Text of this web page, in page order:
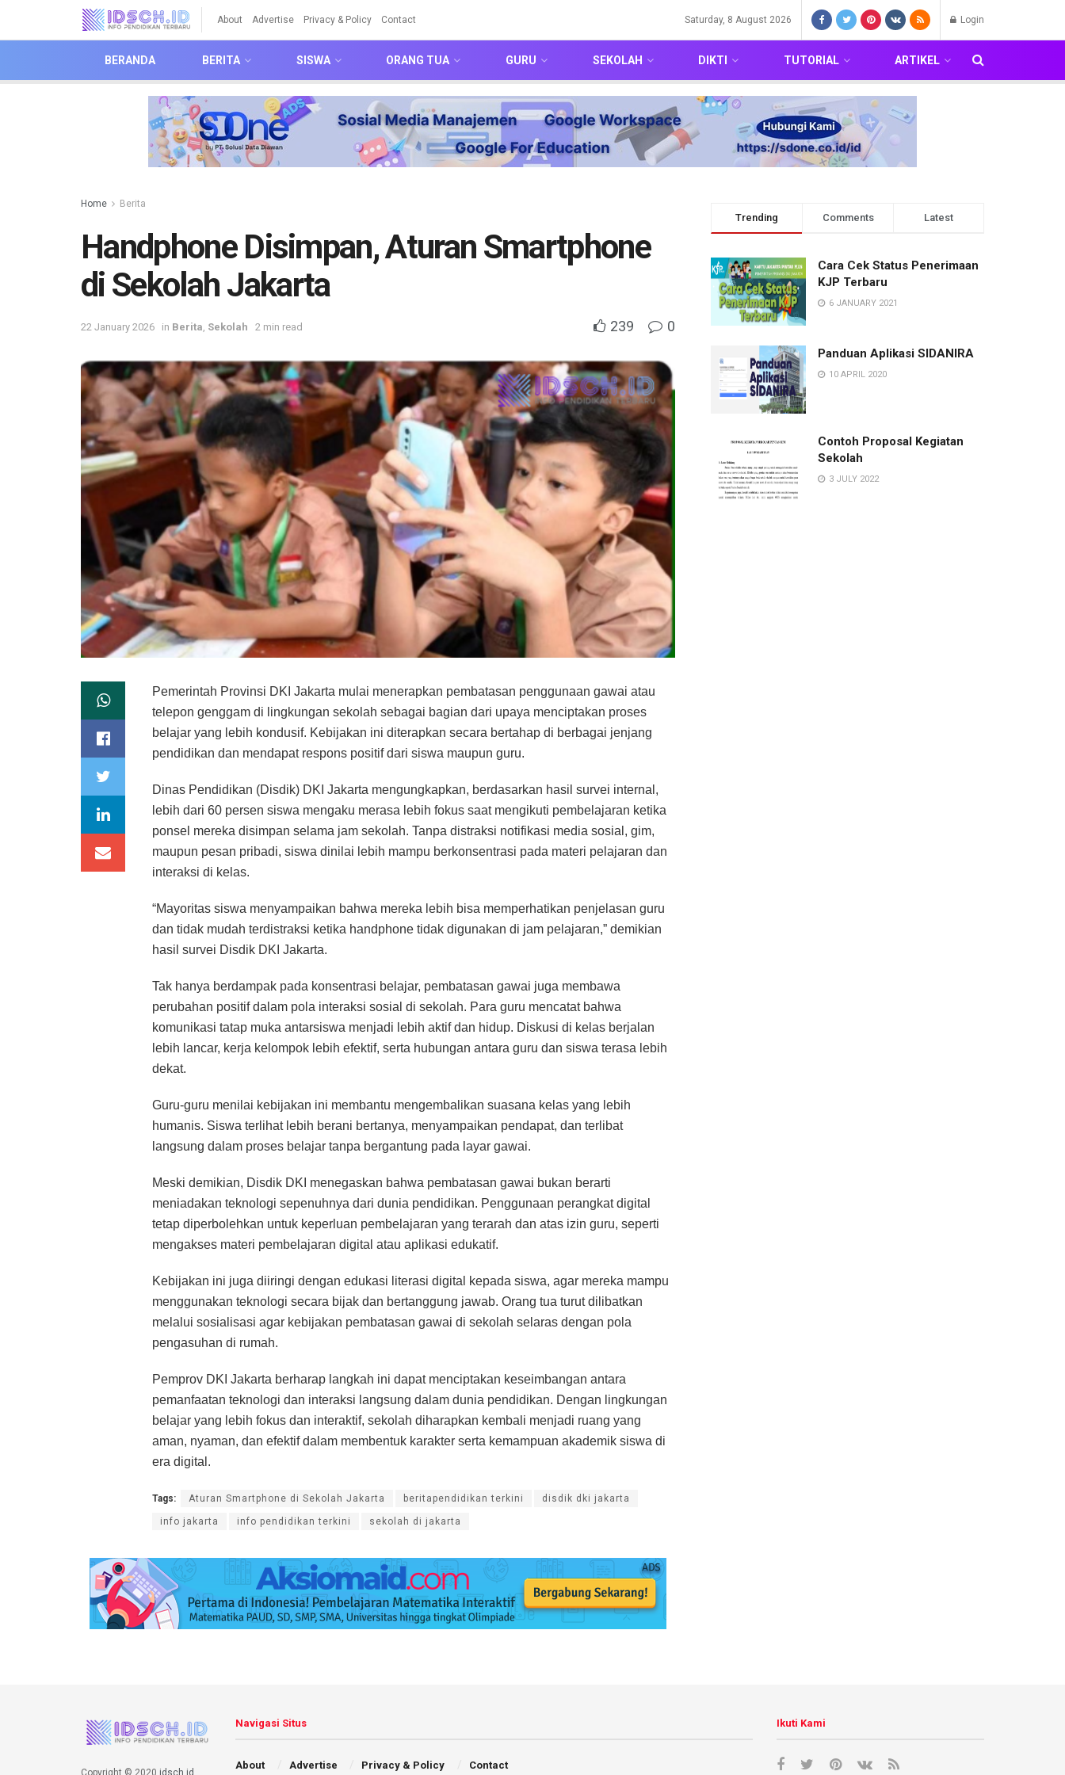
About Advertise Privacy & Policy Contact Saturday, 8 August 2026 Login
BERANDA BERITA SISWA ORANG TUA GURU SEKOLAH DIKTI TUTORIAL ARTIKEL
Home Berita
Handphone Disimpan, Aturan Smartphone
di Sekolah Jakarta
22 January 2026 in Berita Sekolah 2 min read 239 0
Pemerintah Provinsi DKI Jakarta mulai menerapkan pembatasan penggunaan gawai atau
telepon genggam di lingkungan sekolah sebagai bagian dari upaya menciptakan proses
belajar yang lebih kondusif. Kebijakan ini diterapkan secara bertahap di berbagai jenjang
pendidikan dan mendapat respons positif dari siswa maupun guru.
Dinas Pendidikan (Disdik) DKI Jakarta mengungkapkan, berdasarkan hasil survei internal,
lebih dari 60 persen siswa mengaku merasa lebih fokus saat mengikuti pembelajaran ketika
ponsel mereka disimpan selama jam sekolah. Tanpa distraksi notifikasi media sosial, gim,
maupun pesan pribadi, siswa dinilai lebih mampu berkonsentrasi pada materi pelajaran dan
interaksi di kelas.
“Mayoritas siswa menyampaikan bahwa mereka lebih bisa memperhatikan penjelasan guru
dan tidak mudah terdistraksi ketika handphone tidak digunakan di jam pelajaran,” demikian
hasil survei Disdik DKI Jakarta.
Tak hanya berdampak pada konsentrasi belajar, pembatasan gawai juga membawa
perubahan positif dalam pola interaksi sosial di sekolah. Para guru mencatat bahwa
komunikasi tatap muka antarsiswa menjadi lebih aktif dan hidup. Diskusi di kelas berjalan
lebih lancar, kerja kelompok lebih efektif, serta hubungan antara guru dan siswa terasa lebih
dekat.
Guru-guru menilai kebijakan ini membantu mengembalikan suasana kelas yang lebih
humanis. Siswa terlihat lebih berani bertanya, menyampaikan pendapat, dan terlibat
langsung dalam proses belajar tanpa bergantung pada layar gawai.
Meski demikian, Disdik DKI menegaskan bahwa pembatasan gawai bukan berarti
meniadakan teknologi sepenuhnya dari dunia pendidikan. Penggunaan perangkat digital
tetap diperbolehkan untuk keperluan pembelajaran yang terarah dan atas izin guru, seperti
mengakses materi pembelajaran digital atau aplikasi edukatif.
Kebijakan ini juga diiringi dengan edukasi literasi digital kepada siswa, agar mereka mampu
menggunakan teknologi secara bijak dan bertanggung jawab. Orang tua turut dilibatkan
melalui sosialisasi agar kebijakan pembatasan gawai di sekolah selaras dengan pola
pengasuhan di rumah.
Pemprov DKI Jakarta berharap langkah ini dapat menciptakan keseimbangan antara
pemanfaatan teknologi dan interaksi langsung dalam dunia pendidikan. Dengan lingkungan
belajar yang lebih fokus dan interaktif, sekolah diharapkan kembali menjadi ruang yang
aman, nyaman, dan efektif dalam membentuk karakter serta kemampuan akademik siswa di
era digital.
Tags: Aturan Smartphone di Sekolah Jakarta beritapendidikan terkini disdik dki jakarta
info jakarta info pendidikan terkini sekolah di jakarta
Trending Comments Latest
Cara Cek Status Penerimaan
KJP Terbaru
6 JANUARY 2021
Panduan Aplikasi SIDANIRA
10 APRIL 2020
Contoh Proposal Kegiatan
Sekolah
3 JULY 2022
Copyright © 2020 idsch.id
Navigasi Situs
About Advertise Privacy & Policy Contact
Ikuti Kami